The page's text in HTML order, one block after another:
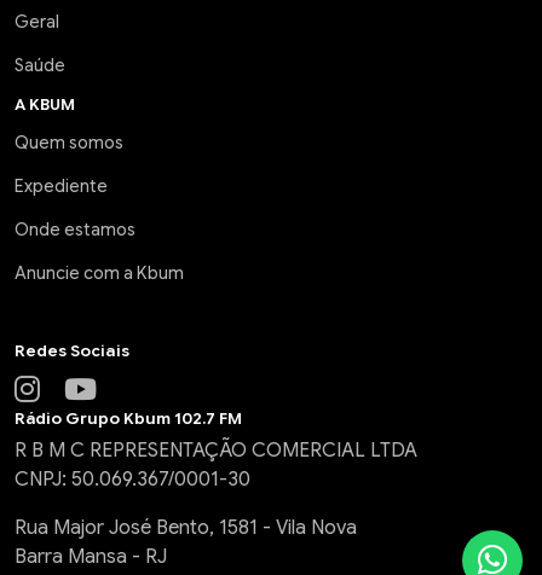
Geral
Saúde
A KBUM
Quem somos
Expediente
Onde estamos
Anuncie com a Kbum
Redes Sociais
Rádio Grupo Kbum 102.7 FM
R B M C REPRESENTAÇÃO COMERCIAL LTDA
CNPJ: 50.069.367/0001-30
Rua Major José Bento, 1581 - Vila Nova
Barra Mansa - RJ